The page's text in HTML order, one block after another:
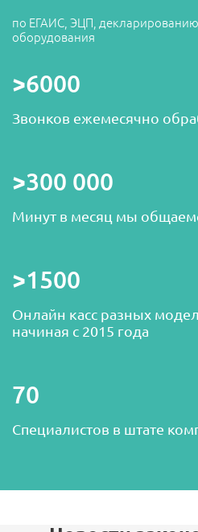
по ЕГАИС, ЭЦП,
оборудования
>6000
Звонков ежемесячно
>300 000
Минут в месяц мы
>1500
Онлайн касс разных
начиная с 2015 года
70
Cпециалистов в штате